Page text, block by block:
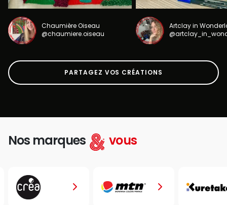
Chaumière Oiseau
@chaumiere.oiseau
Artclay in
PARTAGEZ VOS CRÉATIONS
Nos marques vous